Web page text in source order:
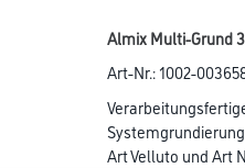
Almix Multi-Grund
Art-Nr.:1002-
Art Velluto und Art